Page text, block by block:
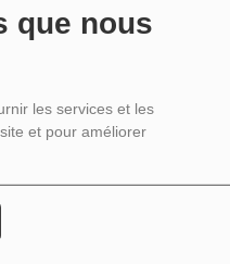
que nous
les services et les
et pour améliorer
C'EST DÉJÀ ÇA ! "
" C'est une bonne